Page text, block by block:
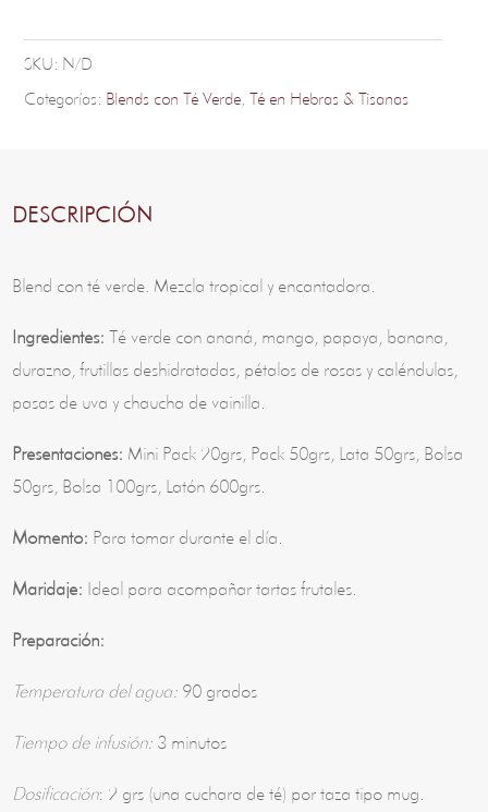
SKU: N/D
Categorías: Blends con Té Verde, Té en Hebras & Tisanas
DESCRIPCIÓN
Blend con té verde. Mezcla tropical y encantadora.
Ingredientes:Té verde con ananá, mango, papaya, banana,
durazno, frutillas deshidratadas, pétalos de rosas y caléndulas,
pasas de uva y chaucha de vainilla.
Presentaciones: Mini Pack 20grs, Pack 50grs, Lata 50grs, Bolsa
50grs, Bolsa 100grs, Latón 600grs.
Momento: Para tomar durante el día.
Maridaje: Ideal para acompañar tartas frutales.
Preparación:
Temperatura del agua: 90 grados
Tiempo de infusión: 3 minutos
Dosificación: 2 grs (una cuchara de té) por taza tipo mug.